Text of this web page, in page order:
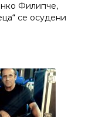
Филипче,
се осудени